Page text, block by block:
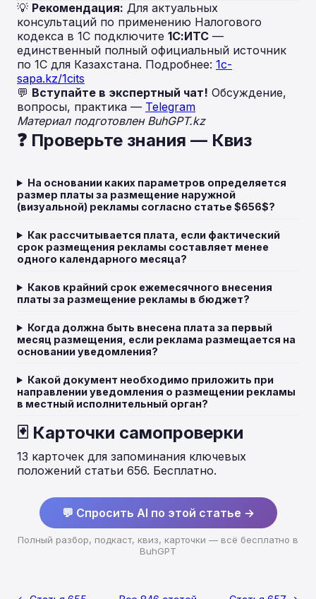
💡 Рекомендация: Для актуальных
консультаций по применению Налогового
кодекса в 1С подключите 1С:ИТС —
единственный полный официальный источник
по 1С для Казахстана. Подробнее: 1c-
sapa.kz/1cits
💬 Вступайте в экспертный чат! Обсуждение,
вопросы, практика — Telegram
Материал подготовлен BuhGPT.kz
❓ Проверьте знания — Квиз
На основании каких параметров определяется
размер платы за размещение наружной
(визуальной) рекламы согласно статье $656$?
Как рассчитывается плата, если фактический
срок размещения рекламы составляет менее
одного календарного месяца?
Каков крайний срок ежемесячного внесения
платы за размещение рекламы в бюджет?
Когда должна быть внесена плата за первый
месяц размещения, если реклама размещается на
основании уведомления?
Какой документ необходимо приложить при
направлении уведомления о размещении рекламы
в местный исполнительный орган?
🃏 Карточки самопроверки
13 карточек для запоминания ключевых
положений статьи 656. Бесплатно.
💬 Спросить AI по этой статье →
Полный разбор, подкаст, квиз, карточки — всё бесплатно в
BuhGPT